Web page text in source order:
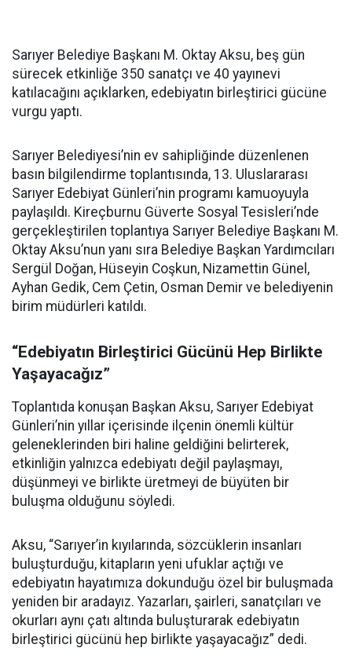
Sarıyer Belediye Başkanı M. Oktay Aksu, beş gün
sürecek etkinliğe 350 sanatçı ve 40 yayınevi
katılacağını açıklarken, edebiyatın birleştirici gücüne
vurgu yaptı.
Sarıyer Belediyesi’nin ev sahipliğinde düzenlenen
basın bilgilendirme toplantısında, 13. Uluslararası
Sarıyer Edebiyat Günleri’nin programı kamuoyuyla
paylaşıldı. Kireçburnu Güverte Sosyal Tesisleri’nde
gerçekleştirilen toplantıya Sarıyer Belediye Başkanı M.
Oktay Aksu’nun yanı sıra Belediye Başkan Yardımcıları
Sergül Doğan, Hüseyin Coşkun, Nizamettin Günel,
Ayhan Gedik, Cem Çetin, Osman Demir ve belediyenin
birim müdürleri katıldı.
“Edebiyatın Birleştirici Gücünü Hep Birlikte
Yaşayacağız”
Toplantıda konuşan Başkan Aksu, Sarıyer Edebiyat
Günleri’nin yıllar içerisinde ilçenin önemli kültür
geleneklerinden biri haline geldiğini belirterek,
etkinliğin yalnızca edebiyatı değil paylaşmayı,
düşünmeyi ve birlikte üretmeyi de büyüten bir
buluşma olduğunu söyledi.
Aksu, “Sarıyer’in kıyılarında, sözcüklerin insanları
buluşturduğu, kitapların yeni ufuklar açtığı ve
edebiyatın hayatımıza dokunduğu özel bir buluşmada
yeniden bir aradayız. Yazarları, şairleri, sanatçıları ve
okurları aynı çatı altında buluşturarak edebiyatın
birleştirici gücünü hep birlikte yaşayacağız” dedi.